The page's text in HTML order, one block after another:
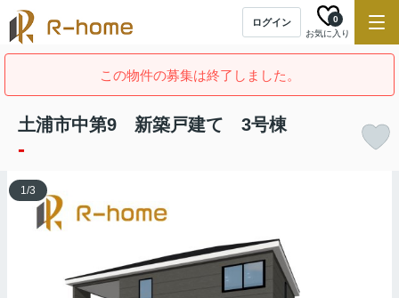
ログイン
お気に入り
0
この物件の募集は終了しました。
土浦市中第9 新築戸建て 3号棟
-
1/3